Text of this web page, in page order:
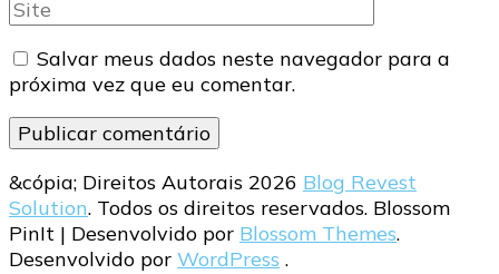
Site
Salvar meus dados neste navegador para a
próxima vez que eu comentar.
&cópia; Direitos Autorais 2026 Blog Revest
Solution. Todos os direitos reservados. Blossom
PinIt | Desenvolvido por Blossom Themes.
Desenvolvido por WordPress .